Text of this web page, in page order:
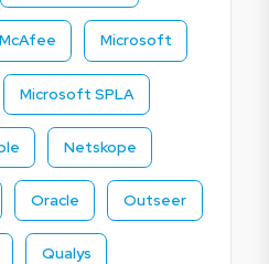
McAfee Microsoft
Microsoft SPLA
Netskope
Oracle Outseer
Qualys